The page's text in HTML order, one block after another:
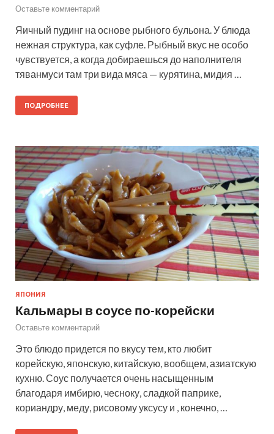
Оставьте комментарий
Яичный пудинг на основе рыбного бульона. У блюда
нежная структура, как суфле. Рыбный вкус не особо
чувствуется, а когда добираешься до наполнителя
тяванмуси там три вида мяса — курятина, мидия …
ПОДРОБНЕЕ
ЯПОНИЯ
Кальмары в соусе по-корейски
Оставьте комментарий
Это блюдо придется по вкусу тем, кто любит
корейскую, японскую, китайскую, вообщем, азиатскую
кухню. Соус получается очень насыщенным
благодаря имбирю, чесноку, сладкой паприке,
кориандру, меду, рисовому уксусу и , конечно, …